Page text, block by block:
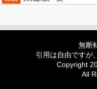
無断
引用は自由ですが
Copyright
All